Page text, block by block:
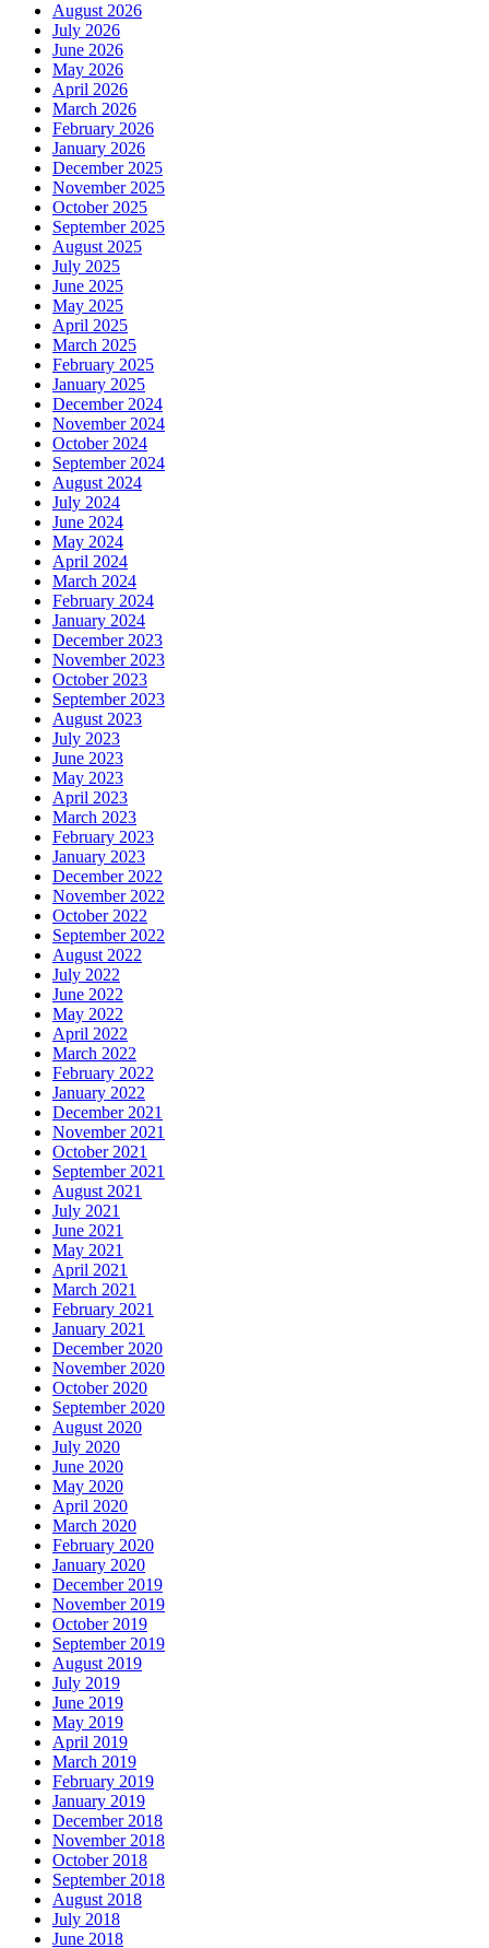
August 2026
July 2026
June 2026
May 2026
April 2026
March 2026
February 2026
January 2026
December 2025
November 2025
October 2025
September 2025
August 2025
July 2025
June 2025
May 2025
April 2025
March 2025
February 2025
January 2025
December 2024
November 2024
October 2024
September 2024
August 2024
July 2024
June 2024
May 2024
April 2024
March 2024
February 2024
January 2024
December 2023
November 2023
October 2023
September 2023
August 2023
July 2023
June 2023
May 2023
April 2023
March 2023
February 2023
January 2023
December 2022
November 2022
October 2022
September 2022
August 2022
July 2022
June 2022
May 2022
April 2022
March 2022
February 2022
January 2022
December 2021
November 2021
October 2021
September 2021
August 2021
July 2021
June 2021
May 2021
April 2021
March 2021
February 2021
January 2021
December 2020
November 2020
October 2020
September 2020
August 2020
July 2020
June 2020
May 2020
April 2020
March 2020
February 2020
January 2020
December 2019
November 2019
October 2019
September 2019
August 2019
July 2019
June 2019
May 2019
April 2019
March 2019
February 2019
January 2019
December 2018
November 2018
October 2018
September 2018
August 2018
July 2018
June 2018